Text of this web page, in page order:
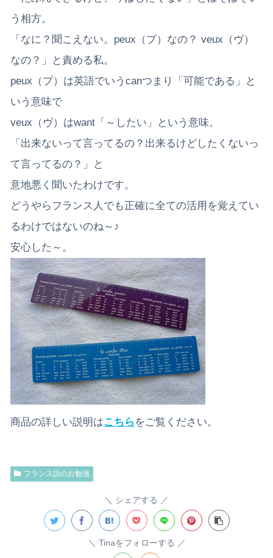
う相方。
「なに？聞こえない。peux（プ）なの？ veux（ヴ）
なの？」と責める私。
peux（プ）は英語でいうcanつまり「可能である」と
いう意味で
veux（ヴ）はwant「～したい」という意味。
「出来ないって言ってるの？出来るけどしたくないっ
て言ってるの？」と
意地悪く聞いたわけです。
どうやらフランス人でも正確に全ての活用を覚えてい
るわけではないのね～♪
安心した～。
商品の詳しい説明はこちら をご覧ください。
フランス語のお勉強
シェアする
Tinaをフォローする